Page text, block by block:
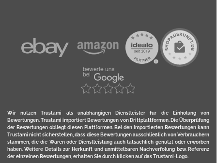
Wir nutzen Trustami als unabhängigen Dienstleister für die Einholung von
Bewertungen. Trustami importiert Bewertungen von Drittplattformen. Die Überprüfung
der Bewertungen obliegt diesen Plattformen. Bei den importierten Bewertungen kann
Trustami nicht sicherstellen, dass diese Bewertungen ausschließlich von Verbrauchern
stammen, die die Waren oder Dienstleistung auch tatsächlich genutzt oder erworben
haben. Weitere Details zur Herkunft und unmittelbaren Nachverfolung bzw. Referenz
der einzelnen Bewertungen, erhalten Sie durch klicken auf das Trustami-Logo.